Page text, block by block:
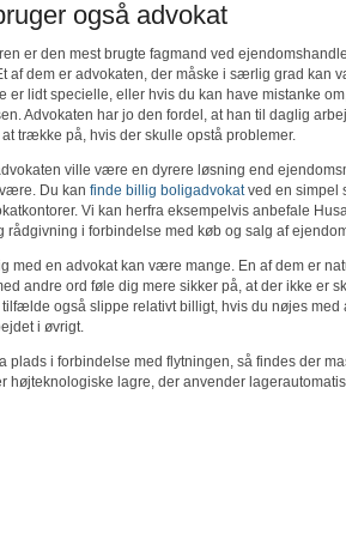
også advokat
er den mest brugte fagmand ved
af dem er advokaten, der måske i særlig grad kan
lidt specielle, eller hvis du kan have mistanke
Advokaten har jo den fordel, at han til daglig
trække på, hvis der skulle opstå problemer.
ville være en dyrere løsning end
Du kan finde billig boligadvokatved en simpel
Vi kan herfra eksempelvis anbefale
rådgivning i forbindelse med køb og salg af
med en advokat kan være mange. En af dem er
andre ord føle dig mere sikker på, at der ikke er
også slippe relativt billigt, hvis du nøjes med
i øvrigt.
plads i forbindelse med flytningen, så findes der
højteknologiske lagre, der anvender